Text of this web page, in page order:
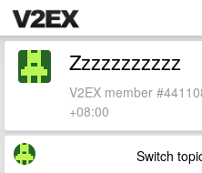
Zzzzzzzzzzz
V2EX member
+08:00
Switch